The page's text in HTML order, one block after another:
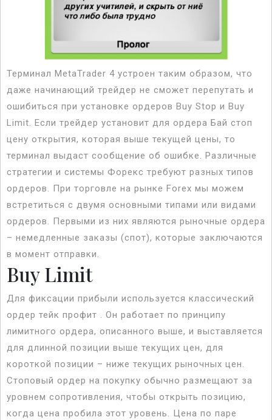
Терминал MetaTrader 4 устроен таким образом, что
даже начинающий трейдер не сможет перепутать и
ошибиться при установке ордеров Buy Stop и Buy
Limit. Если трейдер установит для ордера Бай стоп
цену открытия, которая выше текущей цены, то
терминал выдаст сообщение об ошибке. Различные
стратегии и системы Форекс требуют разных типов
ордеров. При торговле на рынке Forex мы можем
встретиться с двумя основными типами или видами
ордеров. Первыми из них являются рыночные ордера
– немедленные заказы (спот), которые заключаются
в момент отправки.
Buy Limit
Для фиксации прибыли используется классический
ордер тейк профит . Он работает по принципу
лимитного ордера, описанного выше, и выставляется
для длинной позиции выше текущих цен, для
короткой позиции – ниже текущих рыночных цен.
Стоповый ордер на покупку обычно размещают за
уровнем сопротивления, чтобы открыть позицию,
когда цена пробила этот уровень. Цена по паре